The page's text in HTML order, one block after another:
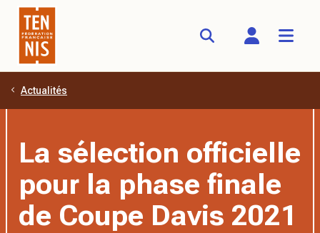
Aller au contenu principal
Actualités
La sélection officielle
pour la phase finale
de Coupe Davis 2021